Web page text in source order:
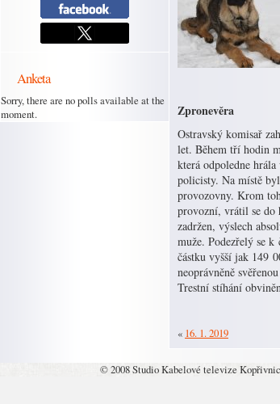
Anketa
Sorry, there are no polls available at the
moment.
Zpronevěra
Ostravský komisař
let. Během tří hodin
která odpoledne
policisty. Na místě
provozovny. Krom
provozní, vrátil se do
zadržen, výslech
muže. Podezřelý se
částku vyšší jak 149
neoprávněně
Trestní stíhání
« 16. 1. 2019
© 2008 Studio Kabelové televize